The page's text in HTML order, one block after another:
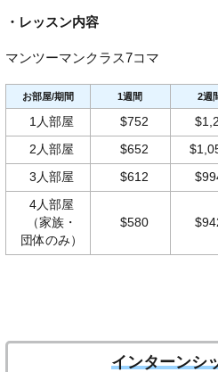
・レッスン内容
マンツーマンクラス7コマ
お部屋/期間 1週間 2週
1人部屋 $752
2人部屋 $652
3人部屋 $612
4人部屋
（家族・
団体のみ）
$580
インターンシ